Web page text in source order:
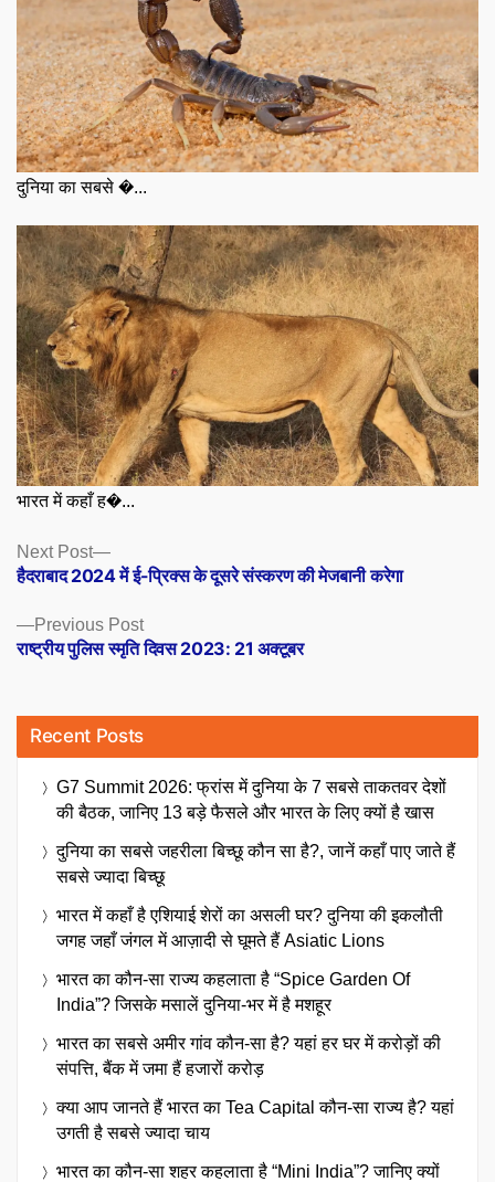
दुनिया का सबसे �...
भारत में कहाँ ह�...
Posts
navigation
Previous PostPrevious
post:
राष्ट्रीय पुलिस स्मृति दिवस 2023: 21 अक्टूबर
Next Post
Next
post:
हैदराबाद 2024 में ई-प्रिक्स के दूसरे संस्करण की मेजबानी करेगा
Recent Posts
G7 Summit 2026: फ्रांस में दुनिया के 7 सबसे ताकतवर देशों
की बैठक, जानिए 13 बड़े फैसले और भारत के लिए क्यों है खास
दुनिया का सबसे जहरीला बिच्छू कौन सा है?, जानें कहाँ पाए जाते हैं
सबसे ज्यादा बिच्छू
भारत में कहाँ है एशियाई शेरों का असली घर? दुनिया की इकलौती
जगह जहाँ जंगल में आज़ादी से घूमते हैं Asiatic Lions
भारत का कौन-सा राज्य कहलाता है “Spice Garden Of
India”? जिसके मसालें दुनिया-भर में है मशहूर
भारत का सबसे अमीर गांव कौन-सा है? यहां हर घर में करोड़ों की
संपत्ति, बैंक में जमा हैं हजारों करोड़
क्या आप जानते हैं भारत का Tea Capital कौन-सा राज्य है? यहां
उगती है सबसे ज्यादा चाय
भारत का कौन-सा शहर कहलाता है “Mini India”? जानिए क्यों